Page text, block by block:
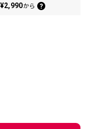
¥2,990から